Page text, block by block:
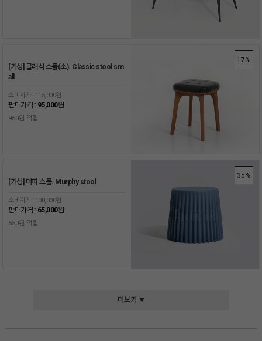
17%
[기성] 클래식 스툴(소). Classic stool sm
all
소비자가 : 115,000원
판매가격 : 95,000원
950원 적립
35%
[기성] 머피 스툴. Murphy stool
소비자가 : 100,000원
판매가격 : 65,000원
650원 적립
더보기 ▼